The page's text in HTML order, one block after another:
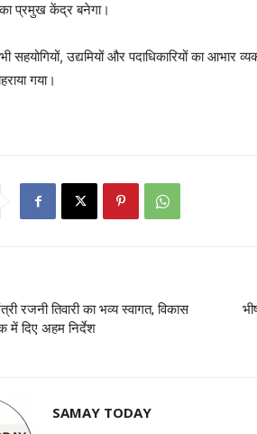
प्रमुख केंद्र बनेगा।
सहयोगियों, उद्यमियों और पदाधिकारियों का आभार
गया।
रजनी तिवारी का भव्य स्वागत, विकास
में दिए अहम निर्देश
SAMAY TODAY